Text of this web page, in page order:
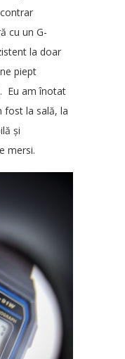
cu un G-
la doar
piept
Eu am înotat
fost la sală, la
și
mersi.